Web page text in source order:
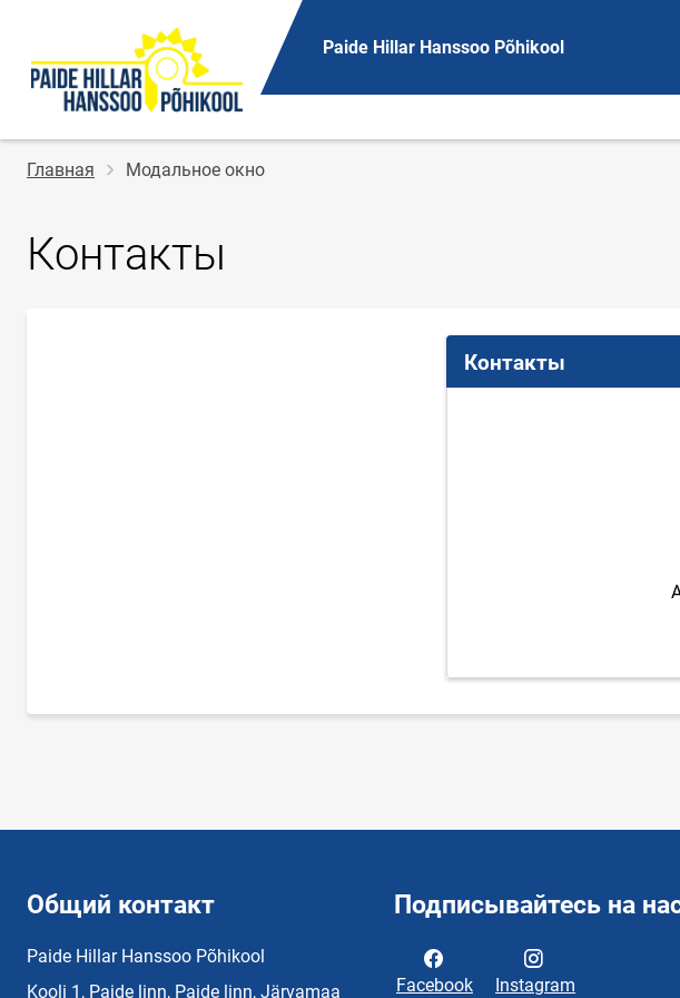
Paide Hillar Hanssoo Põhikool
Строка
Главная Модальное окно
Контакты
Контакты
Общий контакт
Paide Hillar Hanssoo Põhikool
Kooli 1, Paide linn, Paide linn, Järvamaa
Подписывайтесь на
Facebook Instagram